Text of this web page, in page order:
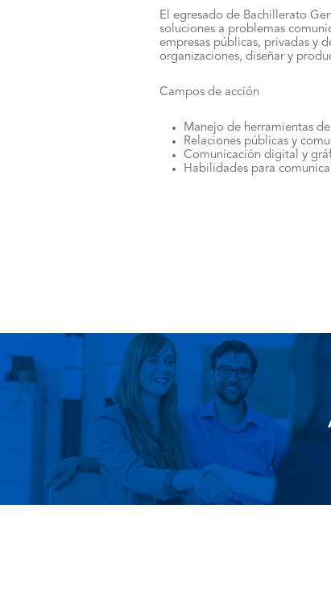
El egresado de Bachillerato
soluciones a problemas
empresas públicas, privadas y
organizaciones, diseñar y
Campos de acción
Manejo de herramientas
Relaciones públicas y
Comunicación digital y
Habilidades para